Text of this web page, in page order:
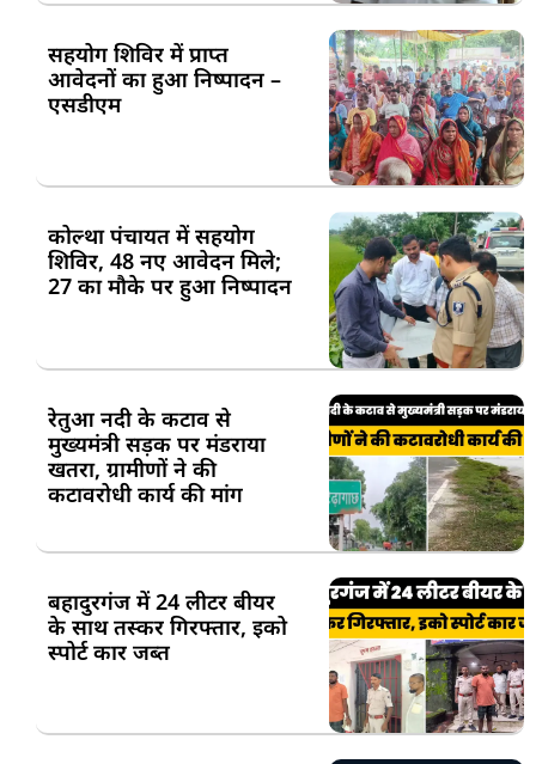
सहयोग शिविर में प्राप्त
आवेदनों का हुआ निष्पादन –
एसडीएम
कोल्था पंचायत में सहयोग
शिविर, 48 नए आवेदन मिले;
27 का मौके पर हुआ निष्पादन
रेतुआ नदी के कटाव से
मुख्यमंत्री सड़क पर मंडराया
खतरा, ग्रामीणों ने की
कटावरोधी कार्य की मांग
बहादुरगंज में 24 लीटर बीयर
के साथ तस्कर गिरफ्तार, इको
स्पोर्ट कार जब्त